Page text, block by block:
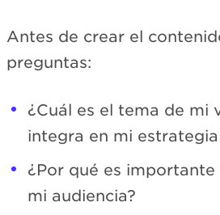
Antes de crear el
preguntas:
¿Cuál es el tema de mi
integra en mi
¿Por qué es
mi audiencia?